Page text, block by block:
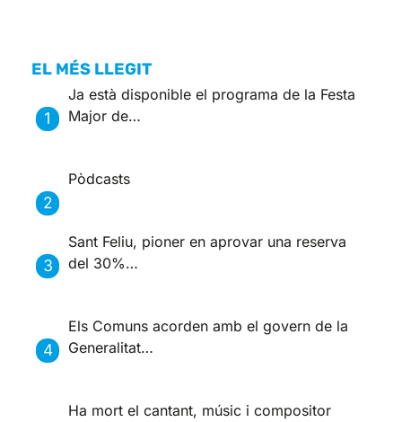
EL MÉS LLEGIT
Ja està disponible el programa de la Festa
Major de…
Pòdcasts
Sant Feliu, pioner en aprovar una reserva
del 30%…
Els Comuns acorden amb el govern de la
Generalitat…
Ha mort el cantant, músic i compositor